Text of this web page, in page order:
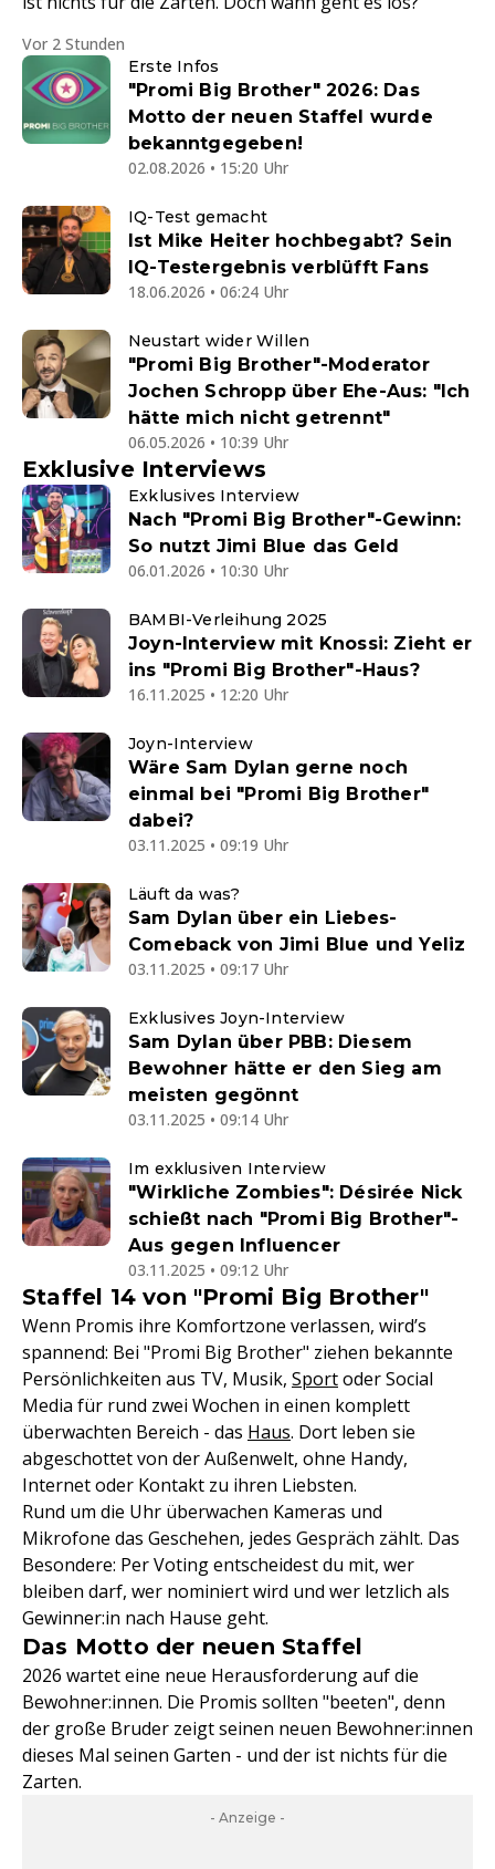
Vor 2 Stunden
Erste Infos
"Promi Big Brother" 2026: Das
Motto der neuen Staffel wurde
bekanntgegeben!
02.08.2026 • 15:20 Uhr
IQ-Test gemacht
Ist Mike Heiter hochbegabt? Sein
IQ-Testergebnis verblüfft Fans
18.06.2026 • 06:24 Uhr
Neustart wider Willen
"Promi Big Brother"-Moderator
Jochen Schropp über Ehe-Aus: "Ich
hätte mich nicht getrennt"
06.05.2026 • 10:39 Uhr
Exklusive Interviews
Exklusives Interview
Nach "Promi Big Brother"-Gewinn:
So nutzt Jimi Blue das Geld
06.01.2026 • 10:30 Uhr
BAMBI-Verleihung 2025
Joyn-Interview mit Knossi: Zieht er
ins "Promi Big Brother"-Haus?
16.11.2025 • 12:20 Uhr
Joyn-Interview
Wäre Sam Dylan gerne noch
einmal bei "Promi Big Brother"
dabei?
03.11.2025 • 09:19 Uhr
Läuft da was?
Sam Dylan über ein Liebes-
Comeback von Jimi Blue und Yeliz
03.11.2025 • 09:17 Uhr
Exklusives Joyn-Interview
Sam Dylan über PBB: Diesem
Bewohner hätte er den Sieg am
meisten gegönnt
03.11.2025 • 09:14 Uhr
Im exklusiven Interview
"Wirkliche Zombies": Désirée Nick
schießt nach "Promi Big Brother"-
Aus gegen Influencer
03.11.2025 • 09:12 Uhr
Staffel 14 von "Promi Big Brother"
Wenn Promis ihre Komfortzone verlassen, wird’s
spannend: Bei "Promi Big Brother" ziehen bekannte
Persönlichkeiten aus TV, Musik, Sportoder Social
Media für rund zwei Wochen in einen komplett
überwachten Bereich - das Haus. Dort leben sie
abgeschottet von der Außenwelt, ohne Handy,
Internet oder Kontakt zu ihren Liebsten.
Rund um die Uhr überwachen Kameras und
Mikrofone das Geschehen, jedes Gespräch zählt. Das
Besondere: Per Voting entscheidest du mit, wer
bleiben darf, wer nominiert wird und wer letzlich als
Gewinner:in nach Hause geht.
Das Motto der neuen Staffel
2026 wartet eine neue Herausforderung auf die
Bewohner:innen. Die Promis sollten "beeten", denn
der große Bruder zeigt seinen neuen Bewohner:innen
dieses Mal seinen Garten - und der ist nichts für die
Zarten.
- Anzeige -